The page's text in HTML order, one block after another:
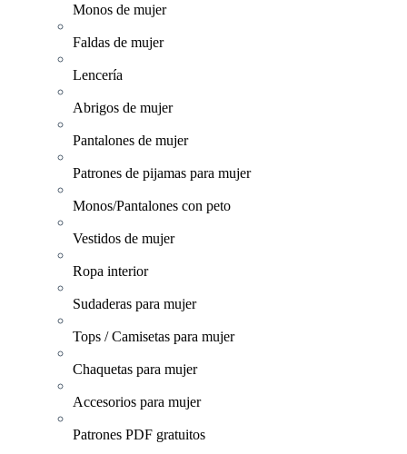
Monos de mujer
Faldas de mujer
Lencería
Abrigos de mujer
Pantalones de mujer
Patrones de pijamas para mujer
Monos/Pantalones con peto
Vestidos de mujer
Ropa interior
Sudaderas para mujer
Tops / Camisetas para mujer
Chaquetas para mujer
Accesorios para mujer
Patrones PDF gratuitos